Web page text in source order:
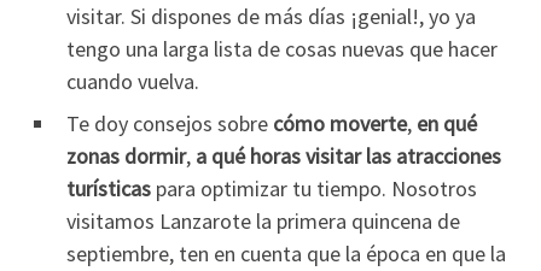
visitar. Si dispones de más días ¡genial!, yo ya
tengo una larga lista de cosas nuevas que hacer
cuando vuelva.
Te doy consejos sobre cómo moverte, en qué
zonas dormir, a qué horas visitar las atracciones
turísticas para optimizar tu tiempo. Nosotros
visitamos Lanzarote la primera quincena de
septiembre, ten en cuenta que la época en que la